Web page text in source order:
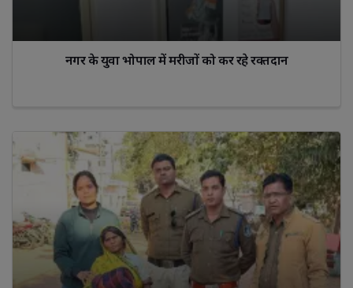
नगर के युवा भोपाल में मरीजों को कर रहे रक्तदान